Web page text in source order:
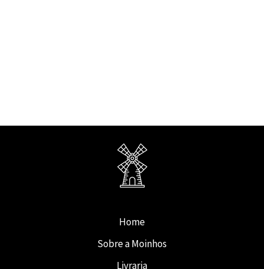
Home
Sobre a Moinhos
Livraria